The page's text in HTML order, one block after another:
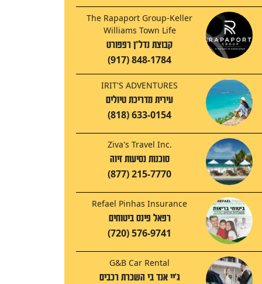
The Rapaport Group-Keller
Williams Town Life
קבוצת נדל"ן רפפורט
(917) 848-1784
IRIT'S ADVENTURES
עירית מדריכת טיולים
(818) 633-0154
Ziva's Travel Inc.
סוכנות נסיעות זיוה
(877) 215-7770
Refael Pinhas Insurance
רפאל פינס ביטוחים
(720) 576-9741
G&B Car Rental
ג'יי אנד בי השכרת רכבים